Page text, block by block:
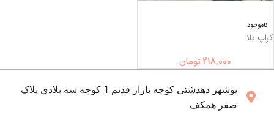
ناموجود
کراپ بلا
218,000 تومان
بوشهر دهدشتی کوچه بازار قدیم 1 کوچه سه بلادی پلاک
صفر همکف